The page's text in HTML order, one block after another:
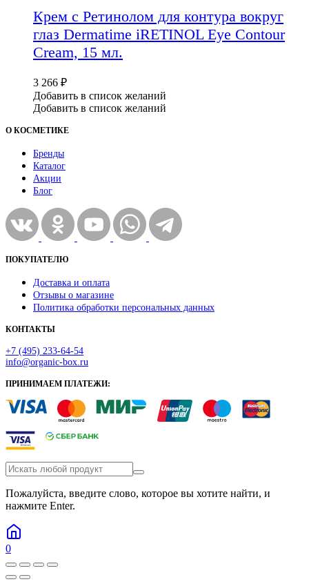
Крем с Ретинолом для контура вокруг
глаз Dermatime iRETINOL Eye Contour
Cream, 15 мл.
3 266 ₽
Добавить в список желаний
Добавить в список желаний
О КОСМЕТИКЕ
Бренды
Каталог
Акции
Блог
ПОКУПАТЕЛЮ
Доставка и оплата
Отзывы о магазине
Политика обработки персональных данных
КОНТАКТЫ
+7 (495) 233-64-54
info@organic-box.ru
ПРИНИМАЕМ ПЛАТЕЖИ:
Пожалуйста, введите слово, которое вы хотите найти, и
нажмите Enter.
0